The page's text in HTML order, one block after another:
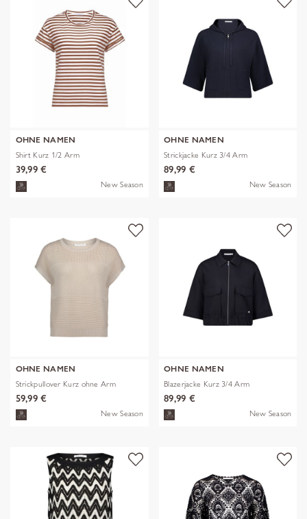
OHNE NAMEN
Shirt Kurz 1/2 Arm
39,99 €
New Season
OHNE NAMEN
Strickjacke Kurz 3/4 Arm
89,99 €
New Season
OHNE NAMEN
Strickpullover Kurz ohne Arm
59,99 €
New Season
OHNE NAMEN
Blazerjacke Kurz 3/4 Arm
89,99 €
New Season